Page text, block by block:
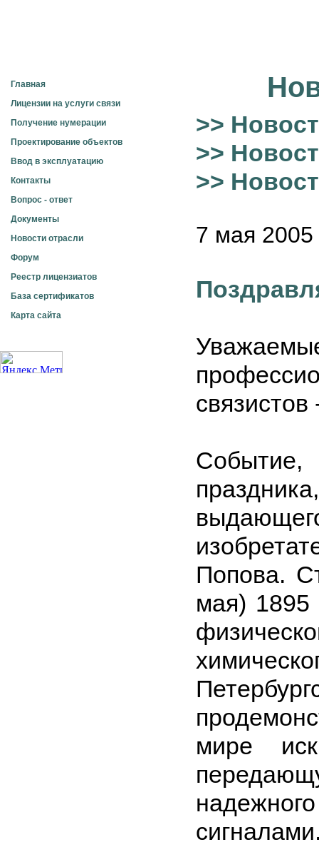
Главная
Лицензии на услуги связи
Получение нумерации
Проектирование объектов
Ввод в эксплуатацию
Контакты
Вопрос - ответ
Документы
Новости отрасли
Форум
Реестр лицензиатов
База сертификатов
Карта сайта
>>
>>
>>
7 мая 2005
Попова.
мая) 1895
мире